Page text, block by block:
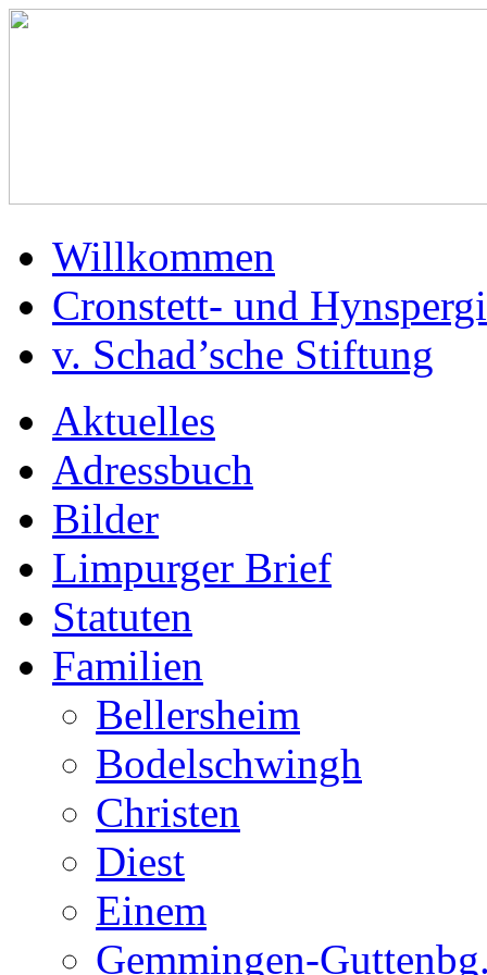
Willkommen
Cronstett- und
v. Schad’sche Stiftung
Aktuelles
Adressbuch
Bilder
Limpurger Brief
Statuten
Familien
Bellersheim
Bodelschwingh
Christen
Diest
Einem
Gemmingen-